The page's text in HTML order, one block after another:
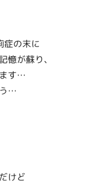
症の末に
憶が蘇り、
す…
…
けど